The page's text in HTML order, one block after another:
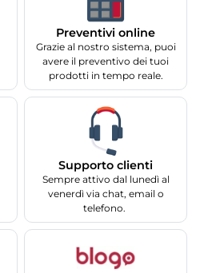
Preventivi online
Grazie al nostro sistema, puoi
avere il preventivo dei tuoi
prodotti in tempo reale.
Supporto clienti
Sempre attivo dal lunedì al
venerdì via chat, email o
telefono.